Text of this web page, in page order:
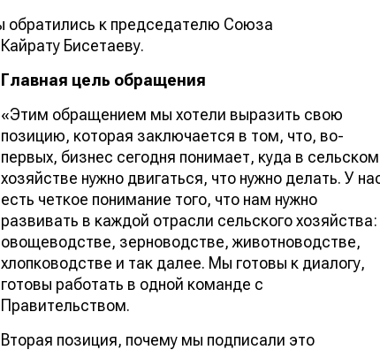
обратились к председателю Союза
Бисетаеву.
Главная цель обращения
«Этим обращением мы хотели выразить свою
позицию, которая заключается в том, что, во-
первых, бизнес сегодня понимает, куда в сельском
хозяйстве нужно двигаться, что нужно делать. У
есть четкое понимание того, что нам нужно
развивать в каждой отрасли сельского хозяйства:
овощеводстве, зерноводстве, животноводстве,
хлопководстве и так далее. Мы готовы к диалогу,
готовы работать в одной команде с
Правительством.
Вторая позиция, почему мы подписали это